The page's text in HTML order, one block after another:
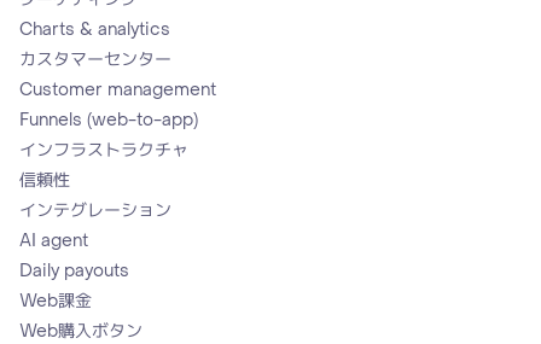
Charts & analytics
カスタマーセンター
Customer management
Funnels (web-to-app)
インフラストラクチャ
信頼性
インテグレーション
AI agent
Daily payouts
Web課金
Web購入ボタン